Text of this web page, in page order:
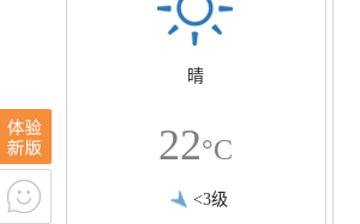
晴
22°C
<3级